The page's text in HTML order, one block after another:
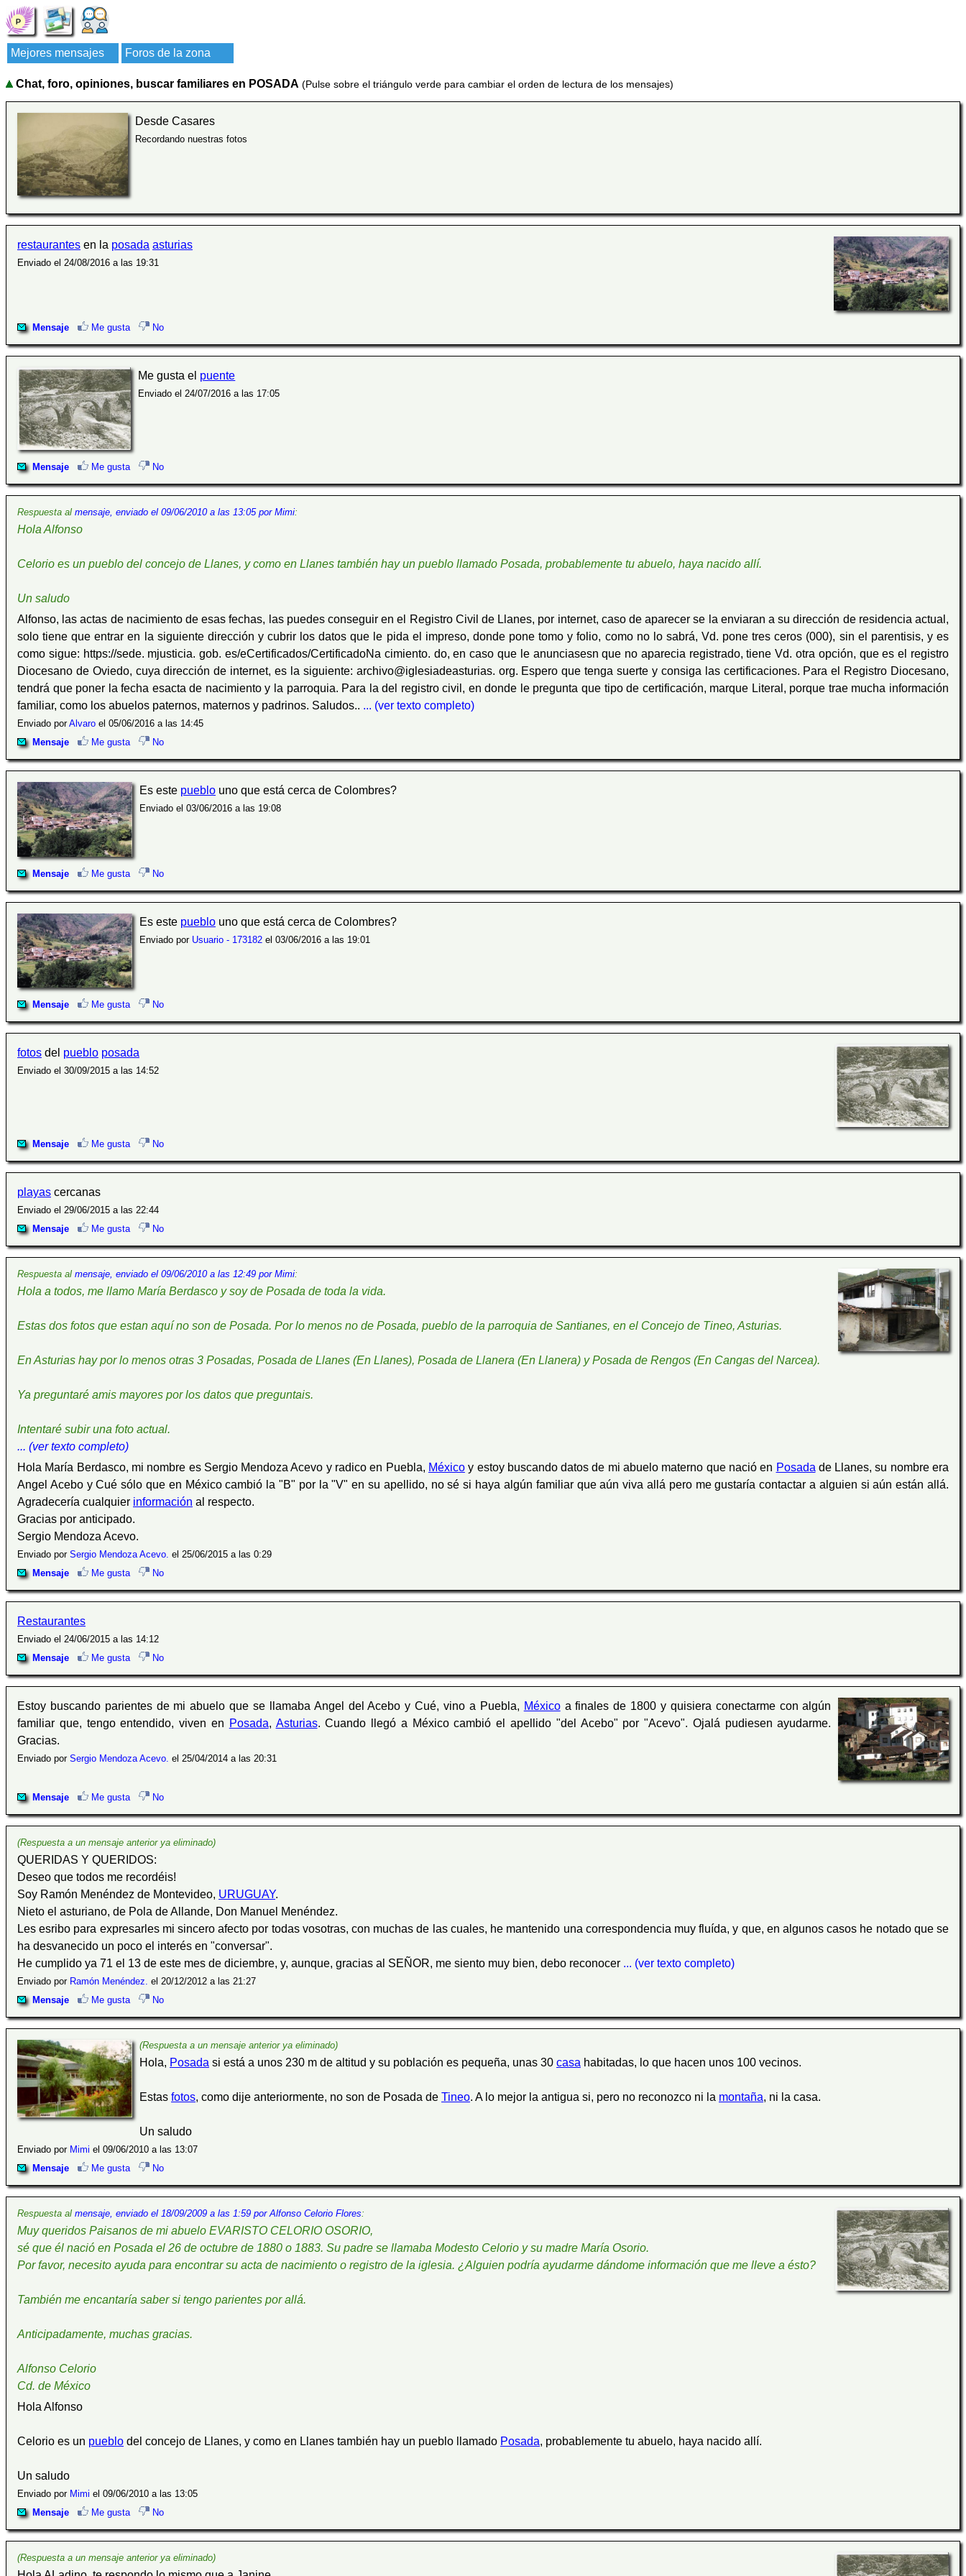
Mejores mensajes Foros de la zona
Chat, foro, opiniones, buscar familiares en POSADA (Pulse sobre el triángulo verde para cambiar el orden de lectura de los mensajes)
Desde Casares
Recordando nuestras fotos
restaurantes en la posada asturias
Enviado el 24/08/2016 a las 19:31
Mensaje Me gusta No
Me gusta el puente
Enviado el 24/07/2016 a las 17:05
Mensaje Me gusta No
Respuesta al mensaje, enviado el 09/06/2010 a las 13:05 por Mimi:
Hola Alfonso
Celorio es un pueblo del concejo de Llanes, y como en Llanes también hay un pueblo llamado Posada, probablemente tu abuelo, haya nacido allí.
Un saludo
Alfonso, las actas de nacimiento de esas fechas, las puedes conseguir en el Registro Civil de Llanes, por internet, caso de aparecer se la enviaran a su dirección de residencia actual,
solo tiene que entrar en la siguiente dirección y cubrir los datos que le pida el impreso, donde pone tomo y folio, como no lo sabrá, Vd. pone tres ceros (000), sin el parentisis, y es
como sigue: https://sede. mjusticia. gob. es/eCertificados/CertificadoNa cimiento. do, en caso que le anunciasesn que no aparecia registrado, tiene Vd. otra opción, que es el registro
Diocesano de Oviedo, cuya dirección de internet, es la siguiente: archivo@iglesiadeasturias. org. Espero que tenga suerte y consiga las certificaciones. Para el Registro Diocesano,
tendrá que poner la fecha esacta de nacimiento y la parroquia. Para la del registro civil, en donde le pregunta que tipo de certificación, marque Literal, porque trae mucha información
familiar, como los abuelos paternos, maternos y padrinos. Saludos.. ... (ver texto completo)
Enviado porAlvaro el 05/06/2016 a las 14:45
Mensaje
Me gusta No
Es este pueblo uno que está cerca de Colombres?
Enviado el 03/06/2016 a las 19:08
Mensaje Me gusta No
Es este pueblo uno que está cerca de Colombres?
Enviado por Usuario - 173182 el 03/06/2016 a las 19:01
Mensaje Me gusta No
fotos del pueblo posada
Enviado el 30/09/2015 a las 14:52
Mensaje Me gusta No
playas cercanas
Enviado el 29/06/2015 a las 22:44
Mensaje
Me gusta No
Respuesta al mensaje, enviado el 09/06/2010 a las 12:49 por Mimi:
Hola a todos, me llamo María Berdasco y soy de Posada de toda la vida.
Estas dos fotos que estan aquí no son de Posada. Por lo menos no de Posada, pueblo de la parroquia de Santianes, en el Concejo de Tineo, Asturias.
En Asturias hay por lo menos otras 3 Posadas, Posada de Llanes (En Llanes), Posada de Llanera (En Llanera) y Posada de Rengos (En Cangas del Narcea).
Ya preguntaré amis mayores por los datos que preguntais.
Intentaré subir una foto actual.
... (ver texto completo)
Hola María Berdasco, mi nombre es Sergio Mendoza Acevo y radico en Puebla, Méxicoy estoy buscando datos de mi abuelo materno que nació en Posada de Llanes, su nombre era
Angel Acebo y Cué sólo que en México cambió la "B" por la "V" en su apellido, no sé si haya algún familiar que aún viva allá pero me gustaría contactar a alguien si aún están allá.
Agradecería cualquier información al respecto.
Gracias por anticipado.
Sergio Mendoza Acevo.
Enviado por Sergio Mendoza Acevo. el 25/06/2015 a las 0:29
Mensaje
Me gusta No
Restaurantes
Enviado el 24/06/2015 a las 14:12
Mensaje
Me gusta No
Estoy buscando parientes de mi abuelo que se llamaba Angel del Acebo y Cué, vino a Puebla, Méxicoa finales de 1800 y quisiera conectarme con algún
familiar que, tengo entendido, viven en Posada, Asturias. Cuando llegó a México cambió el apellido "del Acebo" por "Acevo". Ojalá pudiesen ayudarme.
Gracias.
Enviado por Sergio Mendoza Acevo. el 25/04/2014 a las 20:31
Mensaje Me gusta No
(Respuesta a un mensaje anterior ya eliminado)
QUERIDAS Y QUERIDOS:
Deseo que todos me recordéis!
Soy Ramón Menéndez de Montevideo, URUGUAY.
Nieto el asturiano, de Pola de Allande, Don Manuel Menéndez.
Les esribo para expresarles mi sincero afecto por todas vosotras, con muchas de las cuales, he mantenido una correspondencia muy fluída, y que, en algunos casos he notado que se
ha desvanecido un poco el interés en "conversar".
He cumplido ya 71 el 13 de este mes de diciembre, y, aunque, gracias al SEÑOR, me siento muy bien, debo reconocer ... (ver texto completo)
Enviado por Ramón Menéndez. el 20/12/2012 a las 21:27
Mensaje
Me gusta No
(Respuesta a un mensaje anterior ya eliminado)
Hola, Posada si está a unos 230 m de altitud y su población es pequeña, unas 30 casa habitadas, lo que hacen unos 100 vecinos.
Estas fotos, como dije anteriormente, no son de Posada de Tineo. A lo mejor la antigua si, pero no reconozco ni la montaña, ni la casa.
Un saludo
Enviado por Mimi el 09/06/2010 a las 13:07
Mensaje
Me gusta No
Respuesta al mensaje, enviado el 18/09/2009 a las 1:59 por Alfonso Celorio Flores:
Muy queridos Paisanos de mi abuelo EVARISTO CELORIO OSORIO,
sé que él nació en Posada el 26 de octubre de 1880 o 1883. Su padre se llamaba Modesto Celorio y su madre María Osorio.
Por favor, necesito ayuda para encontrar su acta de nacimiento o registro de la iglesia. ¿Alguien podría ayudarme dándome información que me lleve a ésto?
También me encantaría saber si tengo parientes por allá.
Anticipadamente, muchas gracias.
Alfonso Celorio
Cd. de México
Hola Alfonso
Celorio es un pueblo del concejo de Llanes, y como en Llanes también hay un pueblo llamado Posada, probablemente tu abuelo, haya nacido allí.
Un saludo
Enviado por Mimi el 09/06/2010 a las 13:05
Mensaje
Me gusta No
(Respuesta a un mensaje anterior ya eliminado)